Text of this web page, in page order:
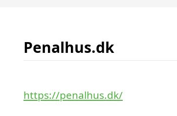
Penalhus.dk
https://penalhus.dk/